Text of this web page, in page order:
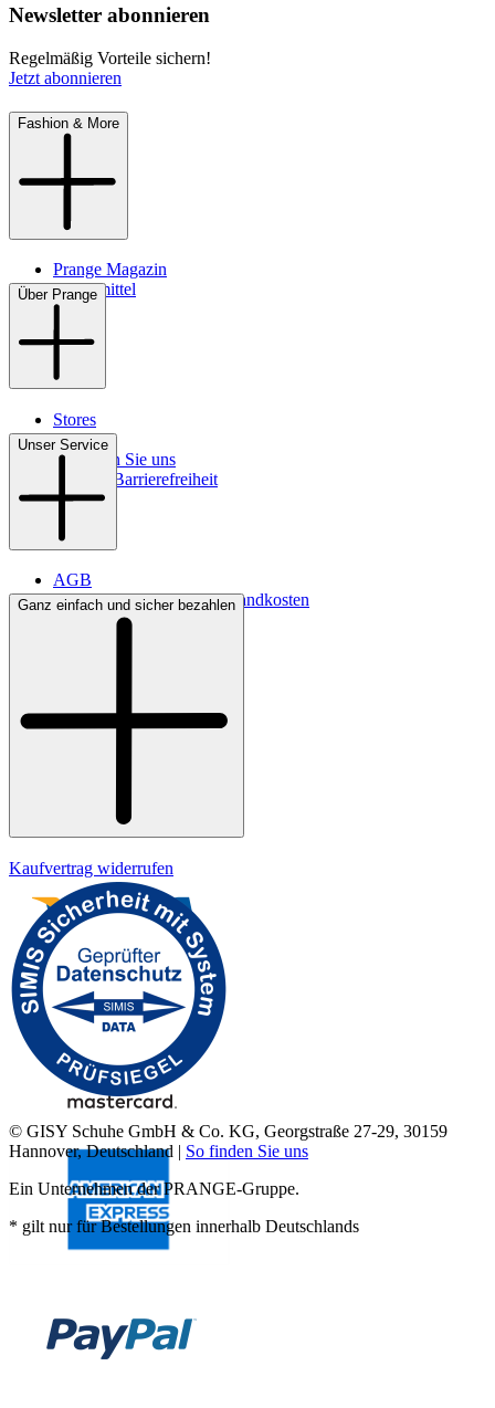
Newsletter abonnieren
Regelmäßig Vorteile sichern!
Jetzt abonnieren
Fashion & More
Prange Magazin
Pflegemittel
Über Prange
Stores
Kontakt
So finden Sie uns
Digitale Barrierefreiheit
Unser Service
AGB
Lieferbedingungen & Versandkosten
Bezahlung
Ganz einfach und sicher bezahlen
Kaufvertrag widerrufen
© GISY Schuhe GmbH & Co. KG, Georgstraße 27-29, 30159
Hannover, Deutschland | So finden Sie uns
Ein Unternehmen der PRANGE-Gruppe.
* gilt nur für Bestellungen innerhalb Deutschlands